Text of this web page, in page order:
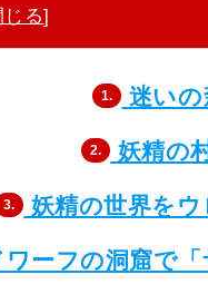
じる]
1. 迷いの
2. 妖精の
3. 妖精の世界を
ーフの洞窟で「